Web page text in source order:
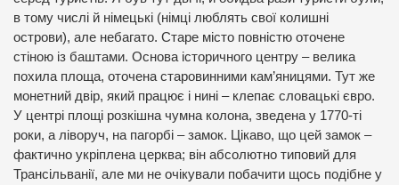
в тому числі й німецькі (німці люблять свої колишні
острови), але небагато. Старе місто повністю оточене
стіною із баштами. Основа історичного центру – велика
похила площа, оточена старовинними кам’яницями. Тут же
монетний двір, який працює і нині – клепає словацькі євро.
У центрі площі розкішна чумна колона, зведена у 1770-ті
роки, а ліворуч, на пагорбі – замок. Цікаво, що цей замок –
фактично укріплена церква; він абсолютно типовий для
Трансільванії, але ми не очікували побачити щось подібне у